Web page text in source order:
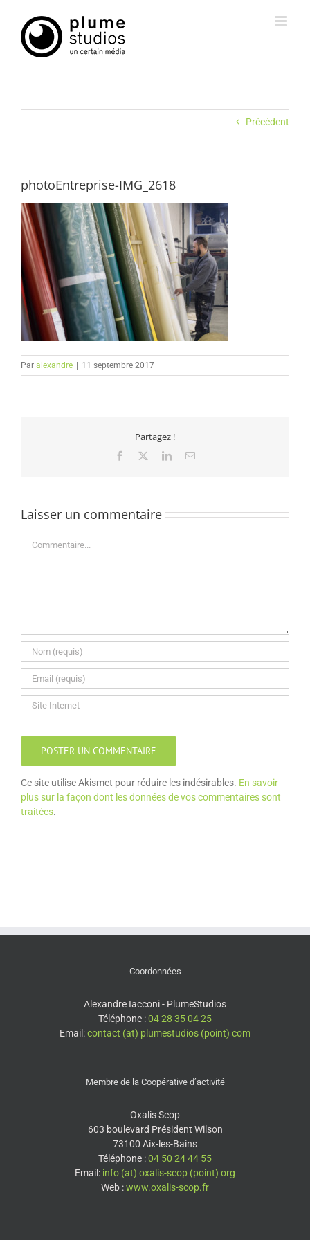
contenu
Précédent
photoEntreprise-IMG_2618
Par alexandre 11 septembre 2017
Partagez !
Facebook LinkedIn
Laisser un commentaire
Ce site utilise Akismet pour réduire les indésirables. En savoir
plus sur la façon dont les données de vos commentaires sont
traitées.
Coordonnées
Alexandre Iacconi - PlumeStudios
Téléphone :04 28 35 04 25
Email:contact (at) plumestudios (point) com
Membre de la Coopérative d’activité
Oxalis Scop
603 boulevard Président Wilson
73100 Aix-les-Bains
Téléphone :04 50 24 44 55
Email: info (at) oxalis-scop (point) org
Web :www.oxalis-scop.fr